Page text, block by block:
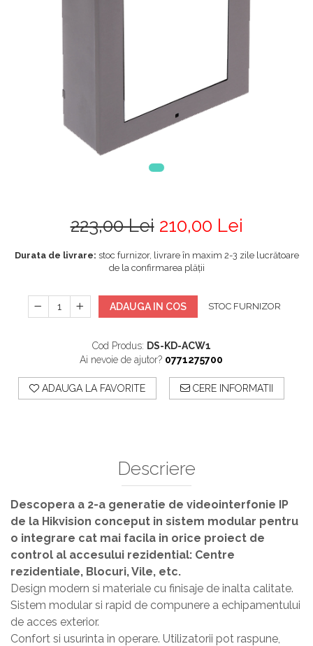
223,00 Lei 210,00 Lei
Durata de livrare: stoc furnizor, livrare în maxim 2-3 zile lucrătoare
de la confirmarea plății
ADAUGA IN COS STOC FURNIZOR
Cod Produs: DS-KD-ACW1
Ai nevoie de ajutor? 0771275700
ADAUGA LA FAVORITE CERE INFORMATII
Descriere
Descopera a 2-a generatie de videointerfonie IP
de la Hikvision conceput in sistem modular pentru
o integrare cat mai facila in orice proiect de
control al accesului rezidential: Centre
rezidentiale, Blocuri, Vile, etc.
Design modern si materiale cu finisaje de inalta calitate.
Sistem modular si rapid de compunere a echipamentului
de acces exterior.
Confort si usurinta in operare. Utilizatorii pot raspune,